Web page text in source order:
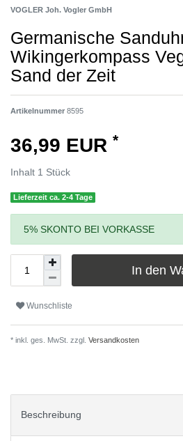
VOGLER Joh. Vogler GmbH
Germanische
Wikingerkompass
Sand der Zeit
Artikelnummer 8595
36,99 EUR *
Inhalt 1 Stück
Lieferzeit ca. 2-4 Tage
5% SKONTO BEI VORKASSE
In den
Wunschliste
* inkl. ges. MwSt. zzgl. Versandkosten
Beschreibung